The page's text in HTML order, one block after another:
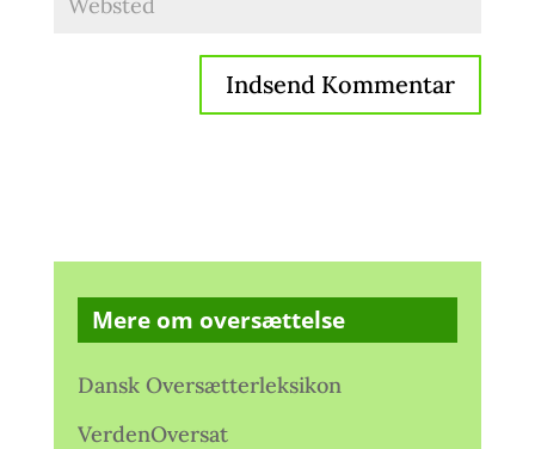
Mere om oversættelse
Dansk Oversætterleksikon
VerdenOversat